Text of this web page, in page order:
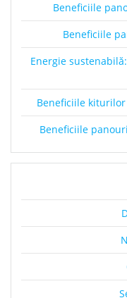
Beneficiile
Beneficiile
Energie
Beneficiile
Beneficiile